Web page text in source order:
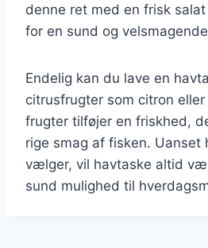
denne ret med en frisk
for en sund og
Endelig kan du lave en
citrusfrugter som citron eller
frugter tilføjer en friskhed,
rige smag af fisken. Uanset
vælger, vil havtaske altid
sund mulighed til